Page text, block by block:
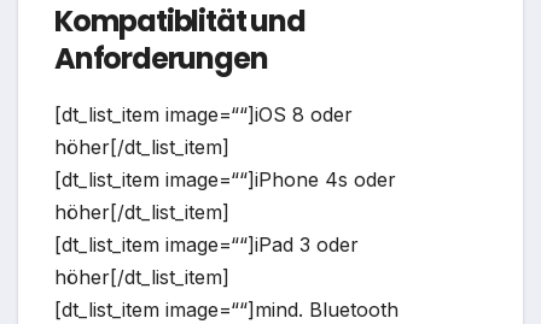
Kompatiblität und
Anforderungen
[dt_list_item image=““]iOS 8 oder
höher[/dt_list_item]
[dt_list_item image=““]iPhone 4s oder
höher[/dt_list_item]
[dt_list_item image=““]iPad 3 oder
höher[/dt_list_item]
[dt_list_item image=““]mind. Bluetooth